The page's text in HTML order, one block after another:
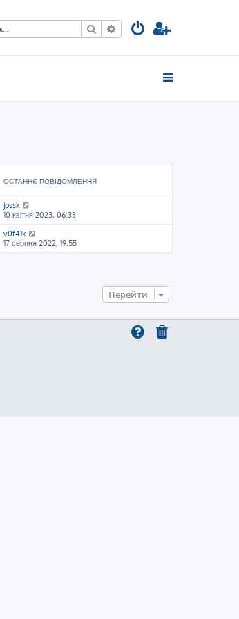
ПошукРозширений пошук
ОСТАННЄ ПОВІДОМЛЕННЯ
jossk
10 квітня 2023, 06:33
v0f41k
17 серпня 2022, 19:55
Перейти